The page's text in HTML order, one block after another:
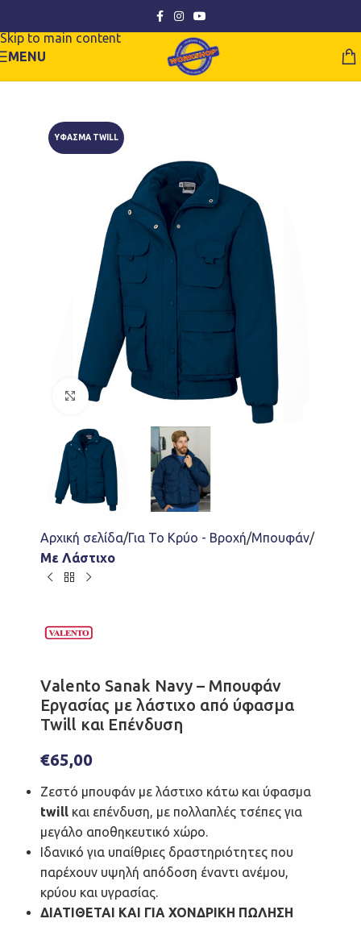
Skip to main content
MENU
ΥΦΑΣΜΑ TWILL
Click to enlarge
Αρχική σελίδα Για Το Κρύο - Βροχή Μπουφάν
Με Λάστιχο
Valento Sanak Navy – Mπουφάν
Εργασίας με λάστιχο από ύφασμα
Twill και Επένδυση
€65,00
Ζεστό μπουφάν με λάστιχο κάτω και ύφασμα
twill και επένδυση, με πολλαπλές τσέπες για
μεγάλο αποθηκευτικό χώρο.
Ιδανικό για υπαίθριες δραστηριότητες που
παρέχουν υψηλή απόδοση έναντι ανέμου,
κρύου και υγρασίας.
ΔΙΑΤΙΘΕΤΑΙ ΚΑΙ ΓΙΑ ΧΟΝΔΡΙΚΗ ΠΩΛΗΣΗ